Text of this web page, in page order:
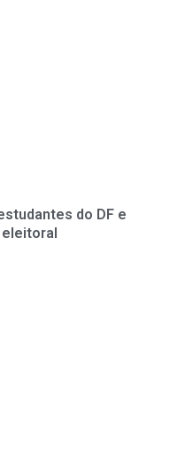
do DF e